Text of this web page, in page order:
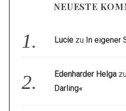
NEUESTE
Lucie zu In eigener
Edenharder Helga
Darling«